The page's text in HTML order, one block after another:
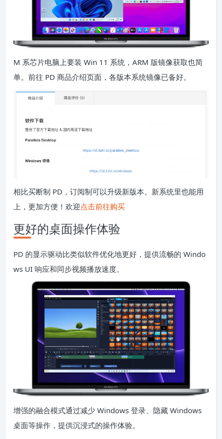
M 系芯片电脑上要装 Win 11 系统，ARM 版镜像获取也简
单。前往 PD 商品介绍页面，各版本系统镜像已备好。
相比买断制 PD，订阅制可以升级新版本。新系统里也能用
上，更加方便！欢迎 点击前往购买
更好的桌面操作体验
PD 的显示驱动比类似软件优化地更好，提供流畅的 Windo
ws UI 响应和同步视频播放速度。
增强的融合模式通过减少 Windows 登录、隐藏 Windows
桌面等操作，提供沉浸式的操作体验。